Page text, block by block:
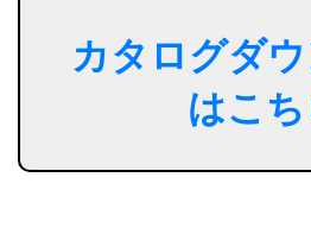
カタログダ
はこ